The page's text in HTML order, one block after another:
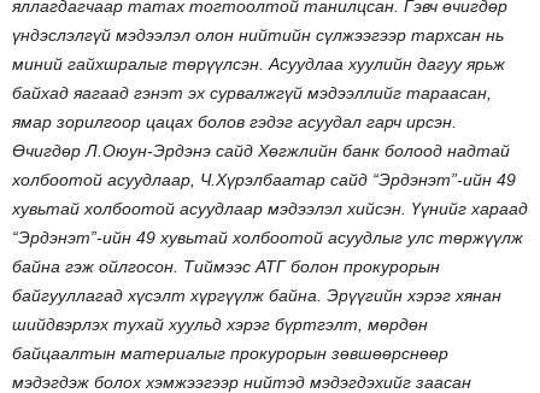
яллагдагчаар татах тогтоолтой танилцсан. Гэвч өчигдөр
үндэслэлгүй мэдээлэл олон нийтийн сүлжээгээр тархсан нь
миний гайхшралыг төрүүлсэн. Асуудлаа хуулийн дагуу ярьж
байхад яагаад гэнэт эх сурвалжгүй мэдээллийг тараасан,
ямар зорилгоор цацах болов гэдэг асуудал гарч ирсэн.
Өчигдөр Л.Оюун-Эрдэнэ сайд Хөгжлийн банк болоод надтай
холбоотой асуудлаар, Ч.Хүрэлбаатар сайд “Эрдэнэт”-ийн 49
хувьтай холбоотой асуудлаар мэдээлэл хийсэн. Үүнийг хараад
“Эрдэнэт”-ийн 49 хувьтай холбоотой асуудлыг улс төржүүлж
байна гэж ойлгосон. Тиймээс АТГ болон прокурорын
байгууллагад хүсэлт хүргүүлж байна. Эрүүгийн хэрэг хянан
шийдвэрлэх тухай хуульд хэрэг бүртгэлт, мөрдөн
байцаалтын материалыг прокурорын зөвшөөрснөөр
мэдэгдэж болох хэмжээгээр нийтэд мэдэгдэхийг заасан